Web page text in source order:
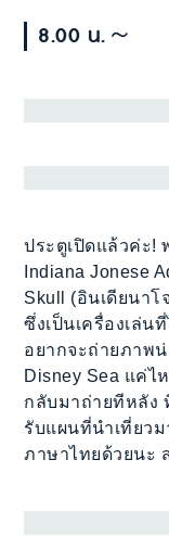
8.00 น.～
ประตูเปิดแล้วค่ะ!
Indiana Jonese
Skull (อินเดียนาโ
ซึ่งเป็นเครื่องเล่น
อยากจะถ่ายภาพน่
Disney Sea แค่ไ
กลับมาถ่ายทีหลัง
รับแผนที่นำเที่ยว
ภาษาไทยด้วยนะ